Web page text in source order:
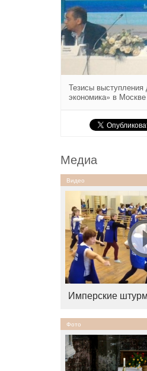
Тезисы выступления
экономика» в
Медиа
Видео
Имперские
Фото